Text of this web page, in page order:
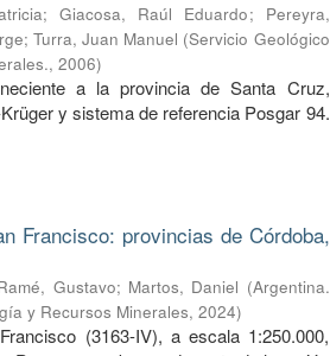
;Giacosa, Raúl Eduardo; Pereyra,
;Turra, Juan Manuel (Servicio Geológico
,2006)
a la provincia de Santa Cruz,
y sistema de referencia Posgar 94.
Francisco: provincias de Córdoba,
Gustavo; Martos, Daniel (Argentina.
y Recursos Minerales,2024)
(3163-IV), a escala 1:250.000,